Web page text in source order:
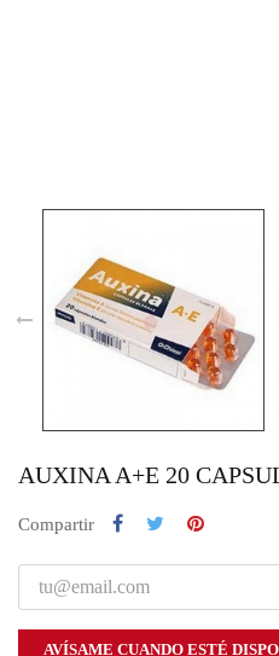
AUXINA A+E 20
Compartir
AVÍSAME CUANDO ESTÉ